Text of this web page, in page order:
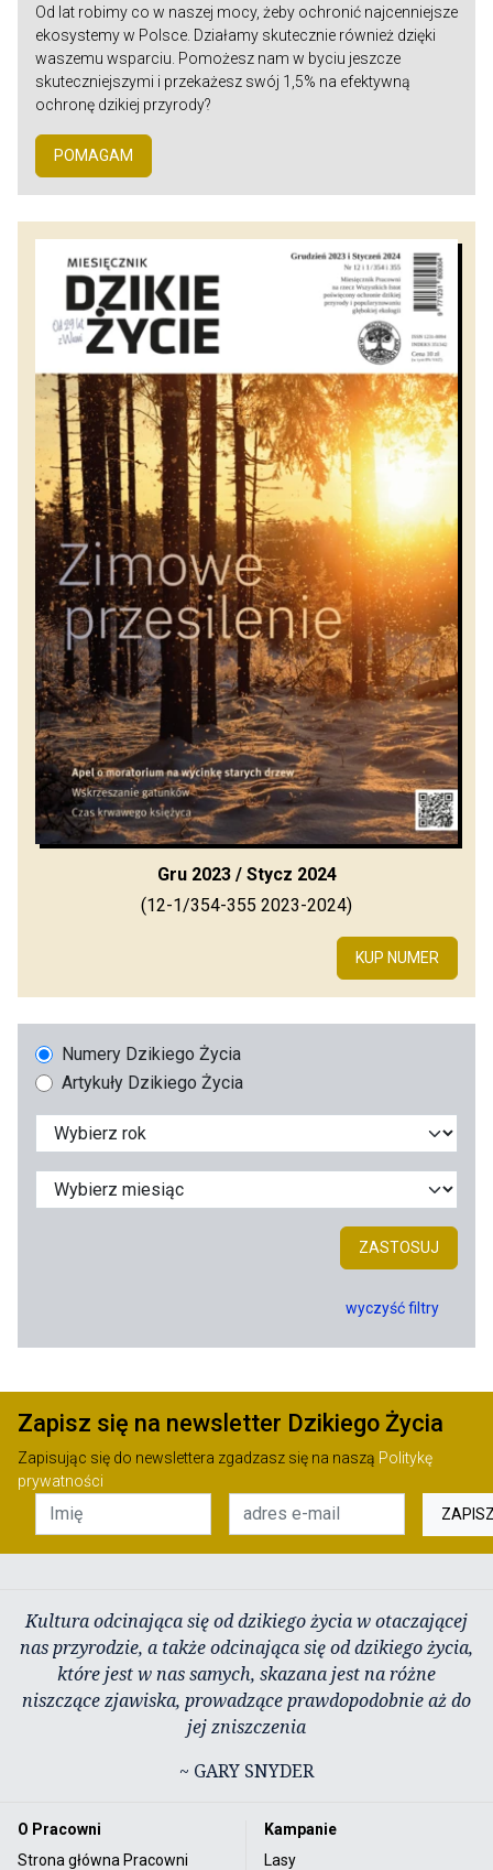
Od lat robimy co w naszej mocy, żeby ochronić najcenniejsze
ekosystemy w Polsce. Działamy skutecznie również dzięki
waszemu wsparciu. Pomożesz nam w byciu jeszcze
skuteczniejszymi i przekażesz swój 1,5% na efektywną
ochronę dzikiej przyrody?
POMAGAM
Gru 2023 / Stycz 2024
(12-1/354-355 2023-2024)
KUP NUMER
Numery Dzikiego Życia
Artykuły Dzikiego Życia
ZASTOSUJ
wyczyść filtry
Zapisz się na newsletter Dzikiego Życia
Zapisując się do newslettera zgadzasz się na naszą Politykę
prywatności
Kultura odcinająca się od dzikiego życia w otaczającej
nas przyrodzie, a także odcinająca się od dzikiego życia,
które jest w nas samych, skazana jest na różne
niszczące zjawiska, prowadzące prawdopodobnie aż do
jej zniszczenia
~ GARY SNYDER
O Pracowni
Strona główna Pracowni
Kampanie
Lasy